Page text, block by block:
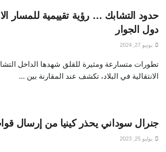
حدود التشابك … رؤية تقييمية للمسار
دول الجوار
يونيو 27, 2024
تطورات متسارعة ومثيرة للقلق شهدها الداخل
الانتقالية في البلاد، تكشف عند المقارنة بين ...
جنرال سوداني يحذر كينيا من إرسال
يوليو 25, 2023